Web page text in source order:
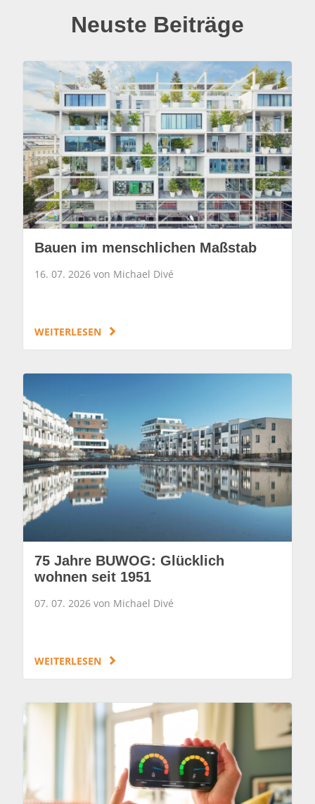
Neuste Beiträge
Bauen im menschlichen Maßstab
16. 07. 2026 von Michael Divé
WEITERLESEN
75 Jahre BUWOG: Glücklich
wohnen seit 1951
07. 07. 2026 von Michael Divé
WEITERLESEN